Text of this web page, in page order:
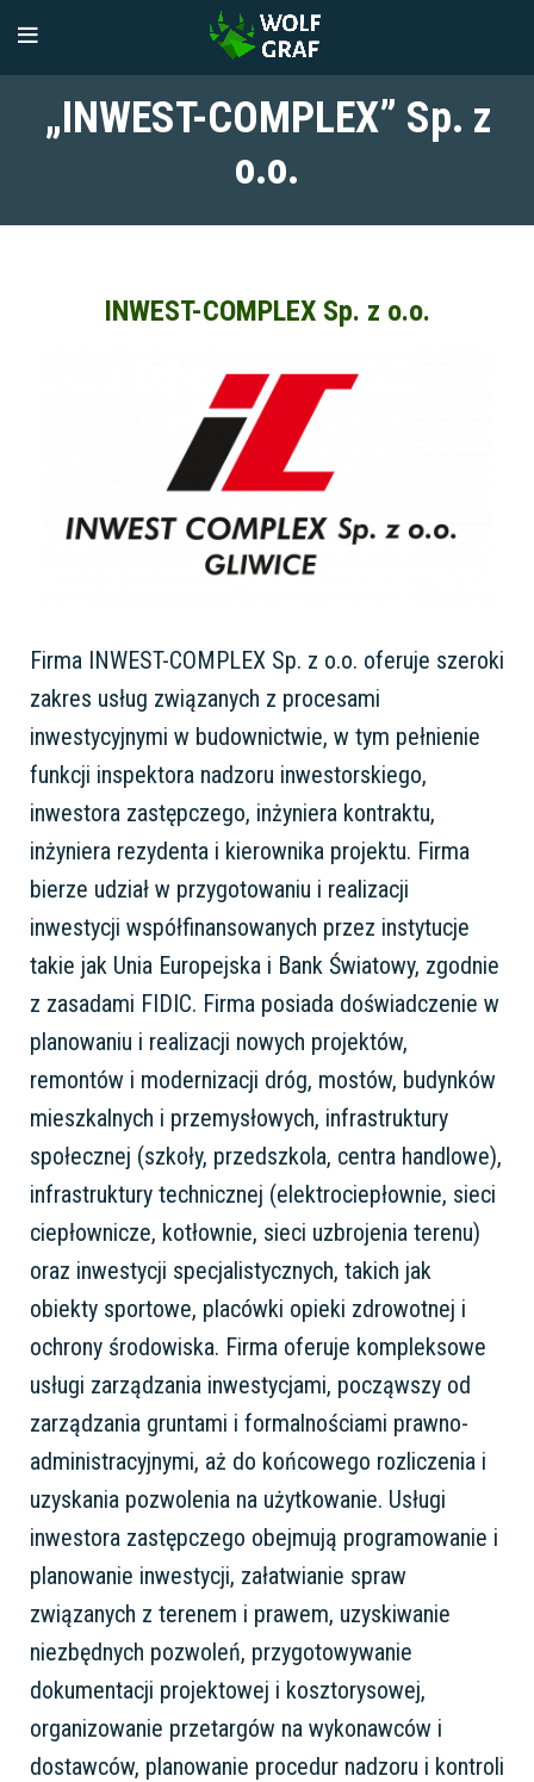
„INWEST-COMPLEX” Sp. z
o.o.
INWEST-COMPLEX Sp. z o.o.
Firma INWEST-COMPLEX Sp. z o.o. oferuje szeroki
zakres usług związanych z procesami
inwestycyjnymi w budownictwie, w tym pełnienie
funkcji inspektora nadzoru inwestorskiego,
inwestora zastępczego, inżyniera kontraktu,
inżyniera rezydenta i kierownika projektu. Firma
bierze udział w przygotowaniu i realizacji
inwestycji współfinansowanych przez instytucje
takie jak Unia Europejska i Bank Światowy, zgodnie
z zasadami FIDIC. Firma posiada doświadczenie w
planowaniu i realizacji nowych projektów,
remontów i modernizacji dróg, mostów, budynków
mieszkalnych i przemysłowych, infrastruktury
społecznej (szkoły, przedszkola, centra handlowe),
infrastruktury technicznej (elektrociepłownie, sieci
ciepłownicze, kotłownie, sieci uzbrojenia terenu)
oraz inwestycji specjalistycznych, takich jak
obiekty sportowe, placówki opieki zdrowotnej i
ochrony środowiska. Firma oferuje kompleksowe
usługi zarządzania inwestycjami, począwszy od
zarządzania gruntami i formalnościami prawno-
administracyjnymi, aż do końcowego rozliczenia i
uzyskania pozwolenia na użytkowanie. Usługi
inwestora zastępczego obejmują programowanie i
planowanie inwestycji, załatwianie spraw
związanych z terenem i prawem, uzyskiwanie
niezbędnych pozwoleń, przygotowywanie
dokumentacji projektowej i kosztorysowej,
organizowanie przetargów na wykonawców i
dostawców, planowanie procedur nadzoru i kontroli